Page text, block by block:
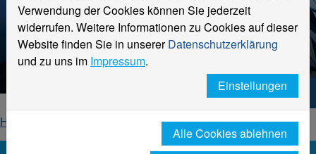
Data Science an der
Hochschule Niederrhein
Hochschule Niederrhein. Dein Weg.
Home
Verwendung der Cookies können Sie jederzeit
widerrufen. Weitere Informationen zu Cookies auf dieser
Website finden Sie in unsererDatenschutzerklärung
und zu uns im Impressum.
Einstellungen
Alle Cookies ablehnen